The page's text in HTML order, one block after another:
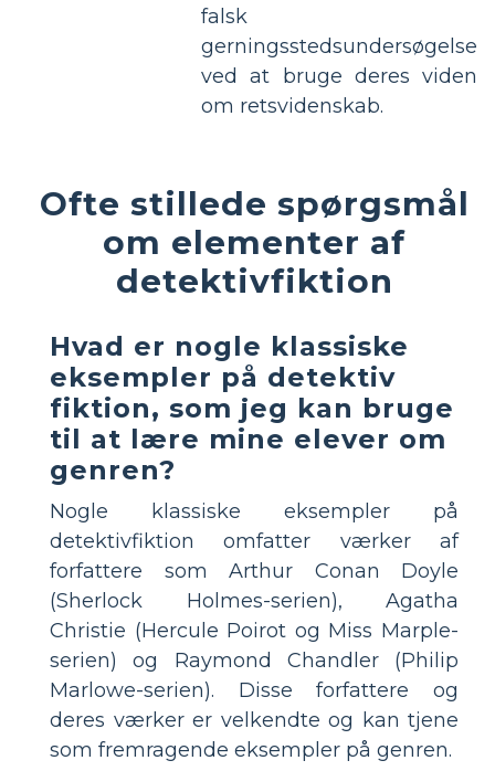
falsk
gerningsstedsundersøgelse
ved at bruge deres viden
om retsvidenskab.
Ofte stillede spørgsmål
om elementer af
detektivfiktion
Hvad er nogle klassiske
eksempler på detektiv
fiktion, som jeg kan bruge
til at lære mine elever om
genren?
Nogle klassiske eksempler på
detektivfiktion omfatter værker af
forfattere som Arthur Conan Doyle
(Sherlock Holmes-serien), Agatha
Christie (Hercule Poirot og Miss Marple-
serien) og Raymond Chandler (Philip
Marlowe-serien). Disse forfattere og
deres værker er velkendte og kan tjene
som fremragende eksempler på genren.